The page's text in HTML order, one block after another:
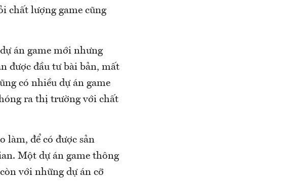
chất lượng game cũng
án game mới nhưng
được đầu tư bài bản, mất
có nhiều dự án game
ra thị trường với chất
làm, để có được sản
Một dự án game thông
với những dự án cỡ